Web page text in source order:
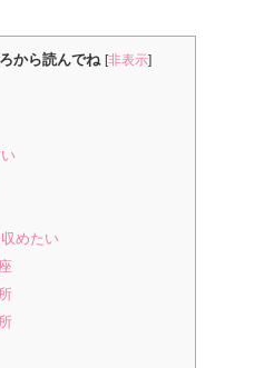
から読んでね [非表示]
めたい